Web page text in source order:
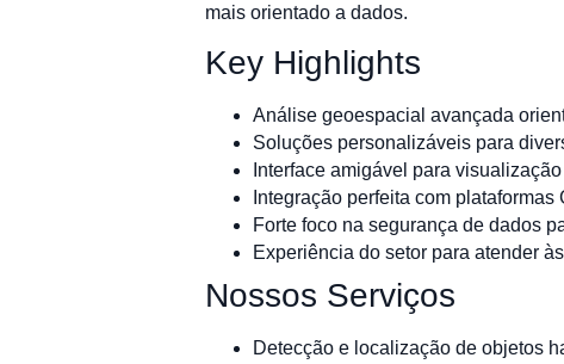
mais orientado a dados.
Key Highlights
Análise geoespacial avançada
Soluções personalizáveis para
Interface amigável para
Integração perfeita com
Forte foco na segurança de dados
Experiência do setor para atender
Nossos Serviços
Detecção e localização de objetos